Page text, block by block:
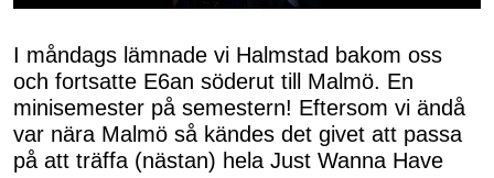
of
50
seconds
I måndags lämnade vi Halmstad bakom oss
och fortsatte E6an söderut till Malmö. En
minisemester på semestern! Eftersom vi ändå
var nära Malmö så kändes det givet att passa
på att träffa (nästan) hela Just Wanna Have